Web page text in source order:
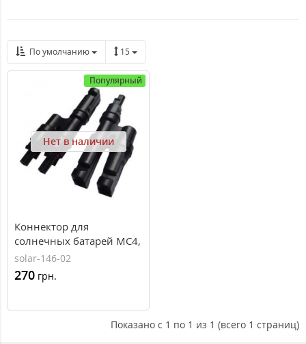
По умолчанию 15
Популярный
Нет в наличии
Коннектор для
солнечных батарей MC4,
T-BRANCH
solar-146-02
270 грн.
Показано с 1 по 1 из 1 (всего 1 страниц)